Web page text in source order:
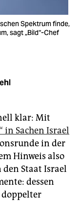
Spektrum finde,
sagt „Bild“-Chef
klar: Mit
in Sachen Israel
in der
Hinweis also
Staat Israel
dessen